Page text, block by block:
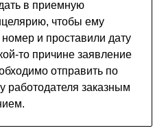
в приемную
чтобы ему
и проставили дату
то причине заявление
отправить по
работодателя заказным